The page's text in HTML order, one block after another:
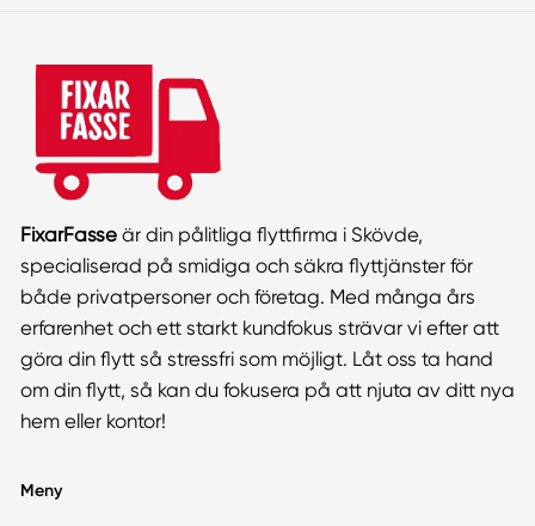
FixarFasseär din pålitliga flyttfirma i Skövde,
specialiserad på smidiga och säkra flyttjänster för
både privatpersoner och företag. Med många års
erfarenhet och ett starkt kundfokus strävar vi efter att
göra din flytt så stressfri som möjligt. Låt oss ta hand
om din flytt, så kan du fokusera på att njuta av ditt nya
hem eller kontor!
Meny